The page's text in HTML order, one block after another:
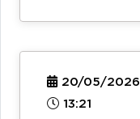
20/05/2026
13:21